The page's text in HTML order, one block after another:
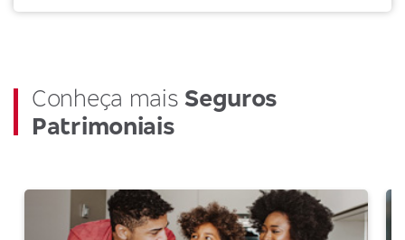
Conheça maisSeguros
Patrimoniais